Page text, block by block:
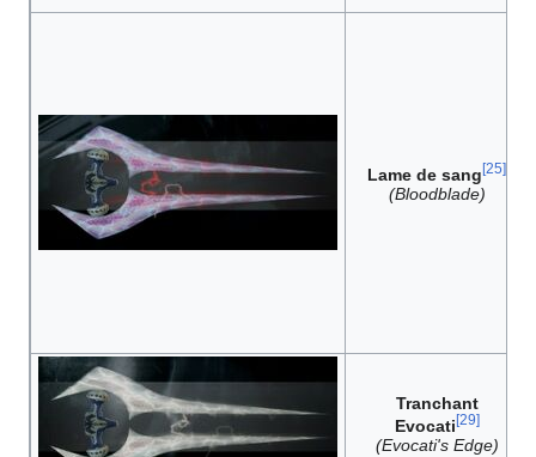
Lame de sang [25]
(Bloodblade)
Tranchant
Evocati [29]
(Evocati's Edge)